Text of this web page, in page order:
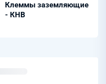
Клеммы заземляющие
- КНВ